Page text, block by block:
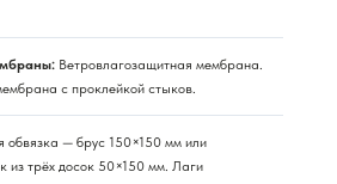
Ветровлагозащитная мембрана.
с проклейкой стыков.
обвязка — брус 150×150 мм или
из трёх досок 50×150 мм. Лаги